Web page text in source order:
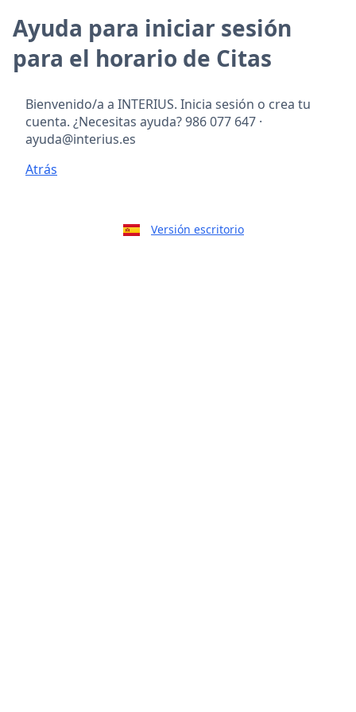
Ayuda para iniciar sesión
para el horario de Citas
Bienvenido/a a INTERIUS. Inicia sesión o crea tu
cuenta. ¿Necesitas ayuda? 986 077 647 ·
ayuda@interius.es
Atrás
Versión escritorio